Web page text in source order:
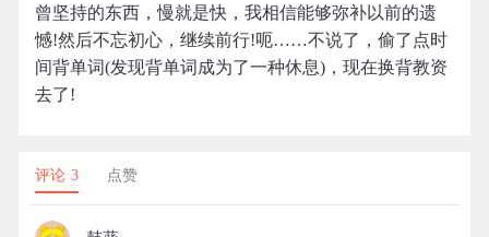
曾坚持的东西，慢就是快，我相信能够弥补以前的遗
憾!然后不忘初心，继续前行!呃……不说了，偷了点时
间背单词(发现背单词成为了一种休息)，现在换背教资
去了!
评论 3 点赞